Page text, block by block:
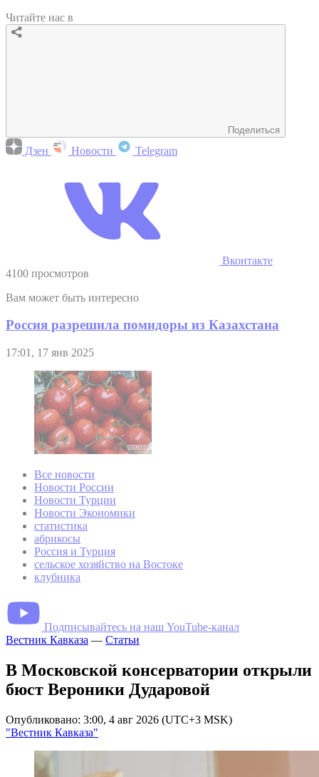
Читайте нас в
Поделиться
Дзен Новости Telegram
Вконтакте
4100 просмотров
Вам может быть интересно
Россия разрешила помидоры из Казахстана
17:01, 17 янв 2025
Все новости
Новости России
Новости Турции
Новости Экономики
статистика
абрикосы
Россия и Турция
сельское хозяйство на Востоке
клубника
Подписывайтесь на наш YouTube-канал
Вестник Кавказа — Статьи
В Московской консерватории открыли
бюст Вероники Дударовой
Опубликовано: 3:00, 4 авг 2026 (UTC+3 MSK)
"Вестник Кавказа"